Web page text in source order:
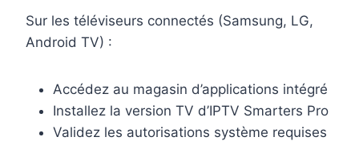
Sur les téléviseurs connectés (Samsung, LG,
Android TV) :
Accédez au magasin d’applications intégré
Installez la version TV d’IPTV Smarters Pro
Validez les autorisations système requises